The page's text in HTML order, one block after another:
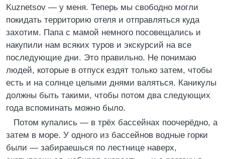
Kuznetsov — у меня. Теперь мы свободно могли
покидать территорию отеля и отправляться куда
захотим. Папа с мамой немного посовещались и
накупили нам всяких туров и экскурсий на все
последующие дни. Это правильно. Не понимаю
людей, которые в отпуск ездят только затем, чтобы
есть и на солнце целыми днями валяться. Каникулы
должны быть такими, чтобы потом два следующих
года вспоминать можно было.
Потом купались — в трёх бассейнах поочерёдно, а
затем в море. У одного из бассейнов водные горки
были — забираешься по лестнице наверх,